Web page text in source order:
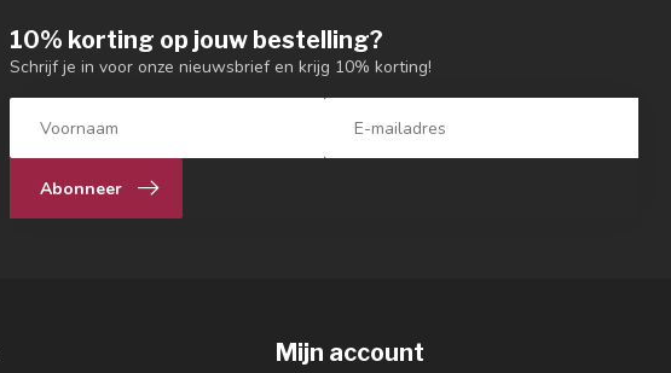
10% korting op jouw bestelling?
Schrijf je in voor onze nieuwsbrief en krijg 10% korting!
Abonneer
Mijn account